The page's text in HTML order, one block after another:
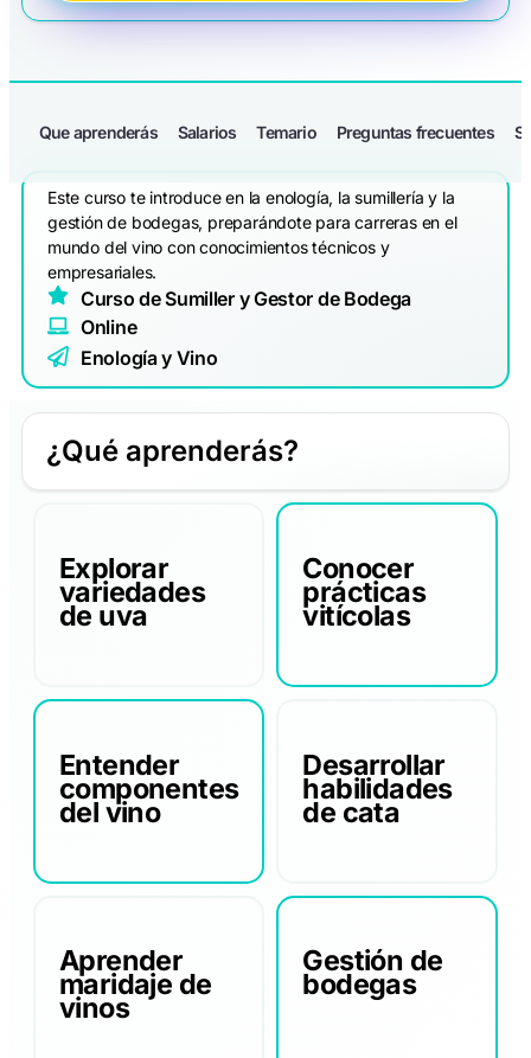
Que aprenderás Salarios Temario Preguntas frecuentes
Este curso te introduce en la enología, la sumillería y la
gestión de bodegas, preparándote para carreras en el
mundo del vino con conocimientos técnicos y
empresariales.
Curso de Sumiller y Gestor de Bodega
Online
Enología y Vino
¿Qué aprenderás?
Explorar
variedades
de uva
Conocer
prácticas
vitícolas
Entender
componentes
del vino
Desarrollar
habilidades
de cata
Aprender
maridaje de
vinos
Gestión de
bodegas